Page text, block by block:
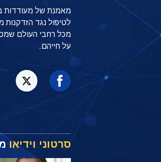
מאמנת של מעודדות
לטיפול נגד
על חייהם.
סרטוני וידיאו